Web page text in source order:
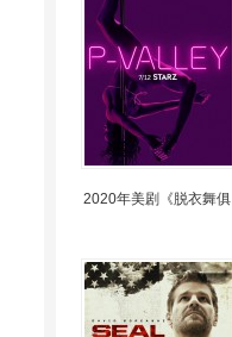
2020年美剧《脱衣舞俱